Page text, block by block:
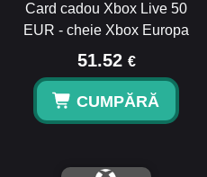
Card cadou Xbox Live 50
EUR - cheie Xbox Europa
51.52 €
CUMPĂRĂ